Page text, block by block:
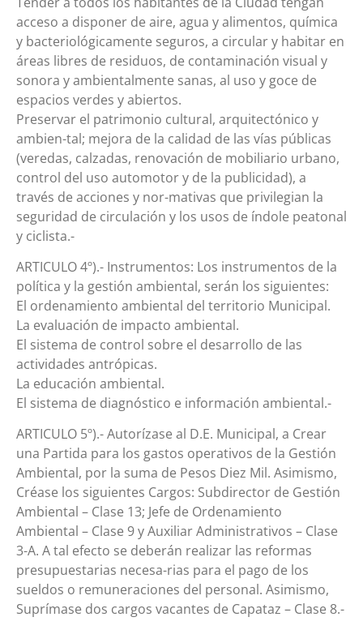
acceso a disponer de aire, agua y alimentos, química
y bacteriológicamente seguros, a circular y habitar en
áreas libres de residuos, de contaminación visual y
sonora y ambientalmente sanas, al uso y goce de
espacios verdes y abiertos.
Preservar el patrimonio cultural, arquitectónico y
ambien-tal; mejora de la calidad de las vías públicas
(veredas, calzadas, renovación de mobiliario urbano,
control del uso automotor y de la publicidad), a
través de acciones y nor-mativas que privilegian la
seguridad de circulación y los usos de índole peatonal
y ciclista.-
ARTICULO 4º).- Instrumentos: Los instrumentos de la
política y la gestión ambiental, serán los siguientes:
El ordenamiento ambiental del territorio Municipal.
La evaluación de impacto ambiental.
El sistema de control sobre el desarrollo de las
actividades antrópicas.
La educación ambiental.
El sistema de diagnóstico e información ambiental.-
ARTICULO 5º).- Autorízase al D.E. Municipal, a Crear
una Partida para los gastos operativos de la Gestión
Ambiental, por la suma de Pesos Diez Mil. Asimismo,
Créase los siguientes Cargos: Subdirector de Gestión
Ambiental – Clase 13; Jefe de Ordenamiento
Ambiental – Clase 9 y Auxiliar Administrativos – Clase
3-A. A tal efecto se deberán realizar las reformas
presupuestarias necesa-rias para el pago de los
sueldos o remuneraciones del personal. Asimismo,
Suprímase dos cargos vacantes de Capataz – Clase 8.-